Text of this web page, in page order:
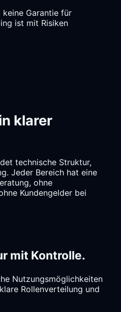
keine Garantie für
ist mit Risiken
klarer
technische Struktur,
Jeder Bereich hat eine
ohne
Kundengelder bei
mit Kontrolle.
Nutzungsmöglichkeiten
Rollenverteilung und